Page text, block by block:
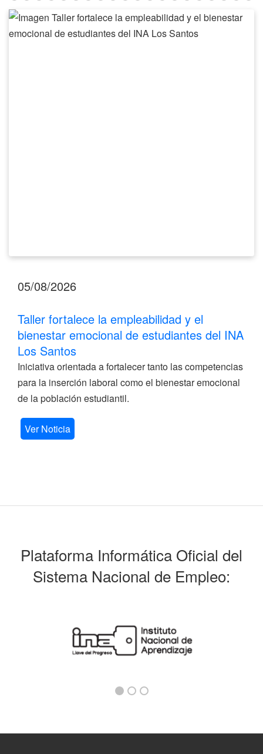
Taller
fortalece
05/08/2026
Taller fortalece la empleabilidad y el
bienestar emocional de estudiantes del INA
Los Santos
Iniciativa orientada a fortalecer tanto las competencias
para la inserción laboral como el bienestar emocional
de la población estudiantil.
Ver Noticia
Plataforma Informática Oficial del
Sistema Nacional de Empleo: